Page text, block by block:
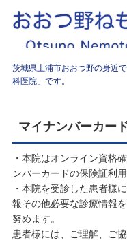
茨城県土浦市おおつ野の身近
科医院」です。
診療内容
院長挨拶
院内紹介
アクセス
マイナンバーカー
・本院はオンライン資格
ンバーカードの保険証利
・本院を受診した患者様
報その他必要な診療情報
努めます。
患者様には、ご理解、ご